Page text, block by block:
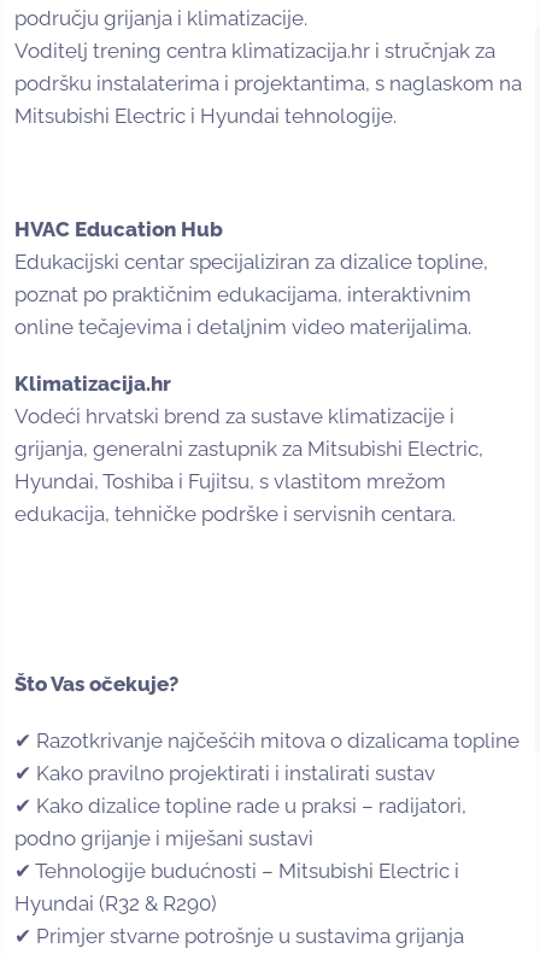
području grijanja i klimatizacije.
Voditelj trening centra klimatizacija.hr i stručnjak za
podršku instalaterima i projektantima, s naglaskom na
Mitsubishi Electric i Hyundai tehnologije.
HVAC Education Hub
Edukacijski centar specijaliziran za dizalice topline,
poznat po praktičnim edukacijama, interaktivnim
online tečajevima i detaljnim video materijalima.
Klimatizacija.hr
Vodeći hrvatski brend za sustave klimatizacije i
grijanja, generalni zastupnik za Mitsubishi Electric,
Hyundai, Toshiba i Fujitsu, s vlastitom mrežom
edukacija, tehničke podrške i servisnih centara.
Što Vas očekuje?
✔ Razotkrivanje najčešćih mitova o dizalicama topline
✔ Kako pravilno projektirati i instalirati sustav
✔ Kako dizalice topline rade u praksi – radijatori,
podno grijanje i miješani sustavi
✔ Tehnologije budućnosti – Mitsubishi Electric i
Hyundai (R32 & R290)
✔ Primjer stvarne potrošnje u sustavima grijanja